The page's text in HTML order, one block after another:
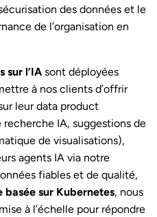
des données et le
de l’organisation en
sur l’IAsont déployées
à nos clients d’offrir
leur data product
IA, suggestions de
de visualisations),
agents IA via notre
fiables et de qualité,
sur Kubernetes, nous
à l’échelle pour répondre